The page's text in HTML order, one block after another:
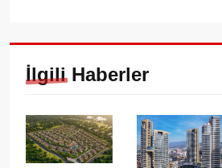
İlgili Haberler